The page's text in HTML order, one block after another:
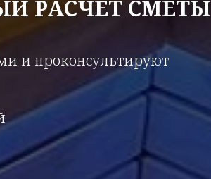
РАСЧЕТ СМЕТЫ
и проконсультируют